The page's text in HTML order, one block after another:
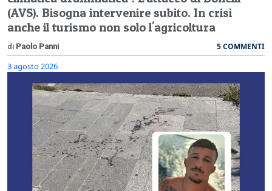
(AVS). Bisogna intervenire subito. In crisi
anche il turismo non solo l'agricoltura
di Paolo Panni 5 COMMENTI
3 agosto 2026